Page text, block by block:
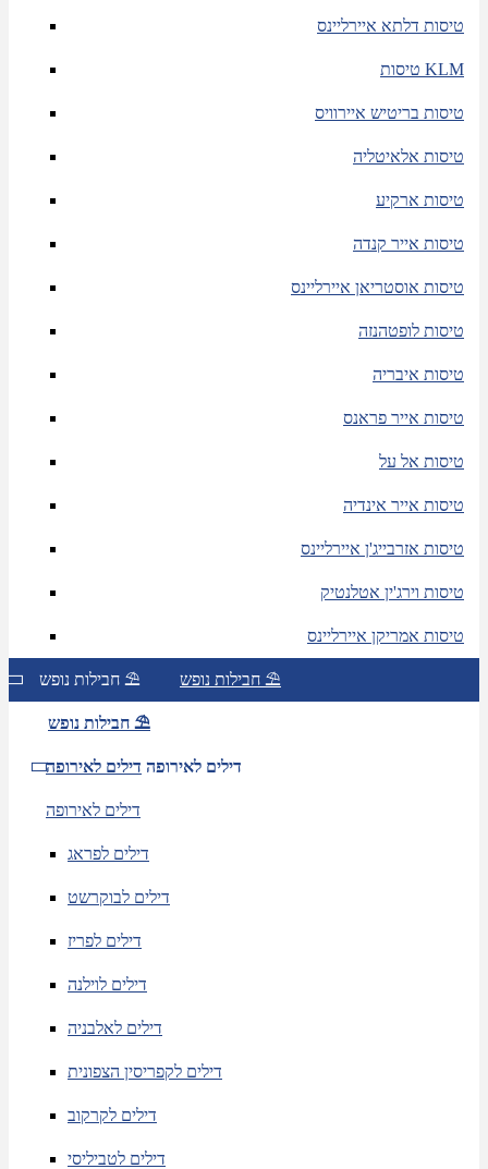
טיסות דלתא איירליינס
טיסות KLM
טיסות בריטיש איירוויס
טיסות אלאיטליה
טיסות ארקיע
טיסות אייר קנדה
טיסות אוסטריאן איירליינס
טיסות לופטהנזה
טיסות איבריה
טיסות אייר פראנס
טיסות אל על
טיסות אייר אינדיה
טיסות אזרבייג'ן איירליינס
טיסות וירג'ין אטלנטיק
טיסות אמריקן איירליינס
חבילות נופש ⛱ חבילות נופש ⛱
חבילות נופש ⛱
דילים לאירופה דילים לאירופה
דילים לאירופה
דילים לפראג
דילים לבוקרשט
דילים לפריז
דילים לוילנה
דילים לאלבניה
דילים לקפריסין הצפונית
דילים לקרקוב
דילים לטביליסי